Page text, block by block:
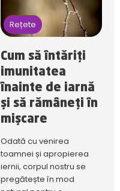
Rețete
Cum să întăriți
imunitatea
înainte de iarnă
și să rămâneți în
mișcare
Odată cu venirea
toamnei și apropierea
iernii, corpul nostru se
pregătește în mod